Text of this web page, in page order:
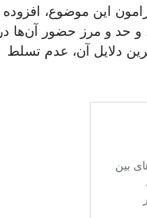
این موضوع، افزوده
و حد و مرز حضور آن‌ها در
دلایل آن، عدم تسلط